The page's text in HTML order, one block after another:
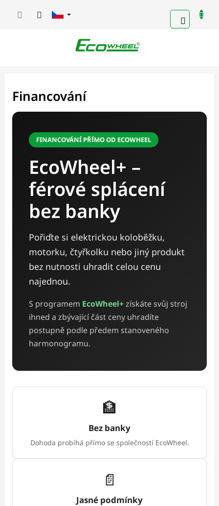
KOŠÍK
Financování
FINANCOVÁNÍ PŘÍMO OD ECOWHEEL
EcoWheel+ –
férové splácení
bez banky
Pořiďte si elektrickou koloběžku,
motorku, čtyřkolku nebo jiný produkt
bez nutnosti uhradit celou cenu
najednou.
S programem EcoWheel+získáte svůj stroj
ihned a zbývající část ceny uhradíte
postupně podle předem stanoveného
harmonogramu.
🏦
Bez banky
Dohoda probíhá přímo se společností EcoWheel.
📄
Jasné podmínky